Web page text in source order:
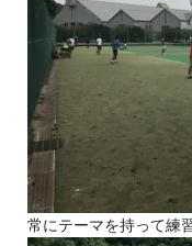
常にテーマを持って練